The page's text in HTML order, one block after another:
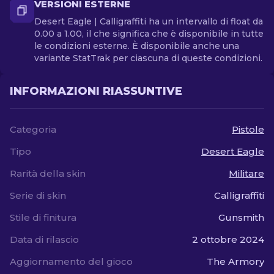
VERSIONI ESTERNE
Desert Eagle | Calligraffiti ha un intervallo di float da
0.00 a 1.00, il che significa che è disponibile in tutte
le condizioni esterne. È disponibile anche una
variante StatTrak per ciascuna di queste condizioni.
INFORMAZIONI RIASSUNTIVE
Categoria
Pistole
Tipo
Desert Eagle
Rarità della skin
Militare
Serie di skin
Calligraffiti
Stile di finitura
Gunsmith
Data di rilascio
2 ottobre 2024
Aggiornamento del gioco
The Armory